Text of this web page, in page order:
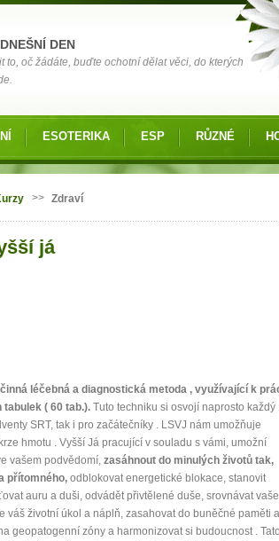
DEN
to, oč žádáte, buďte ochotní dělat věci, do kterých
ESOTERIKA ESP RŮZNÉ
>> Zdraví
já
léčebná a diagnostická metoda , využívající k
( 60 tab.). Tuto techniku si osvojí naprosto každý .
SRT, tak i pro začátečníky . LSVJ nám umožňuje
hmotu . Vyšší Já pracující v souladu s vámi, umožní
vašem podvědomí, zasáhnout do minulých životů tak,
přítomného, odblokovat energetické blokace, stanovit
auru a duši, odvádět přivtělené duše, srovnávat vaše
váš životní úkol a náplň, zasahovat do buněčné paměti a
geopatogenní zóny a harmonizovat si budoucnost . Tato